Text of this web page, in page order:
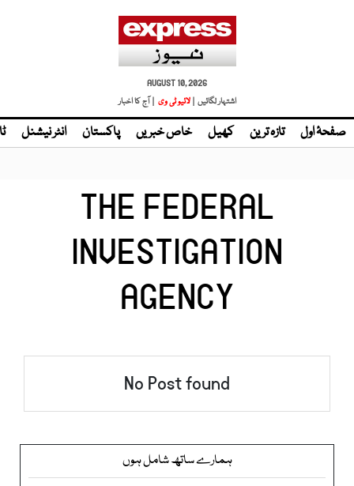
AUGUST 10, 2026
اشتہار لگائیں |
| آج کا اخبار
صفحۂ اول تازہ ترین کھیل خاص خبریں پاکستان انٹر نیشنل
THE FEDERAL
INVESTIGATION
AGENCY
No Post found
ہمارے ساتھ شامل ہوں